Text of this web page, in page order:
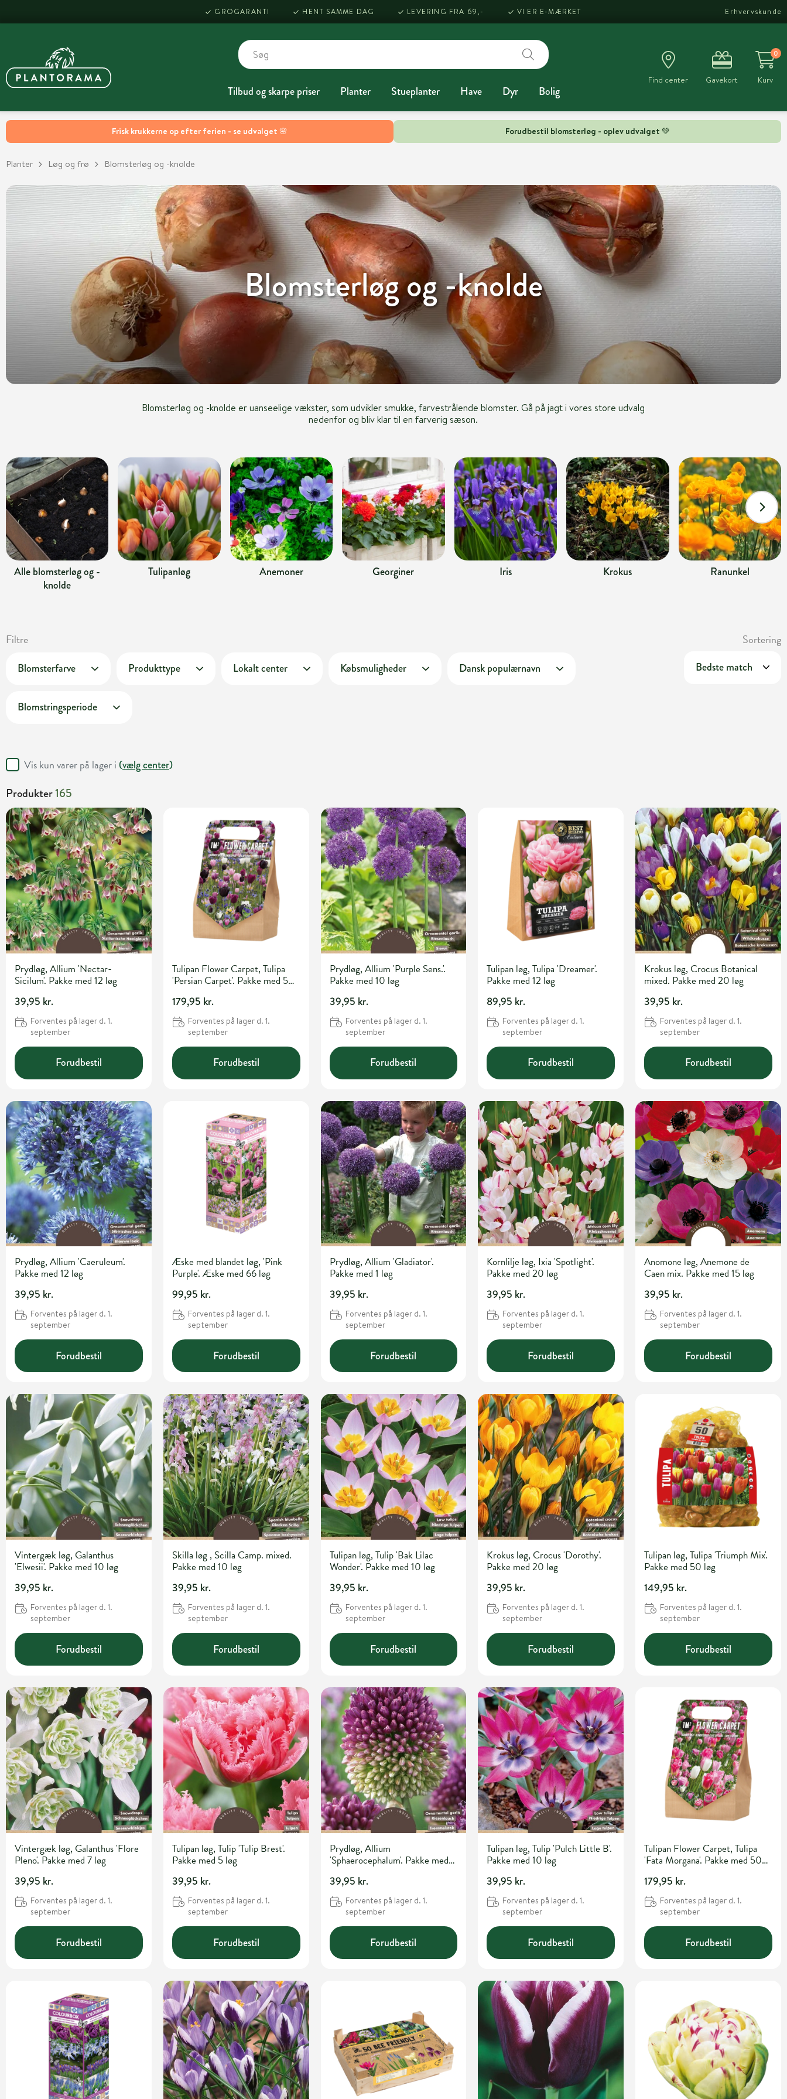
Frisk krukkerne op efter ferien - se udvalget 🌸 Forudbestil blomsterløg - oplev udvalget 💚
GROGARANTI HENT SAMME DAG LEVERING FRA 69,- VI ER E-MÆRKET Erhvervskunde
Tilbud og skarpe priser Planter Stueplanter Have Dyr Bolig
Find center Gavekort
0
Kurv
Planter Løg og frø Blomsterløg og -knolde
Blomsterløg og -knolde
Blomsterløg og -knolde er uanseelige vækster, som udvikler smukke, farvestrålende blomster. Gå på jagt i vores store udvalg
nedenfor og bliv klar til en farverig sæson.
Alle blomsterløg og -
knolde
Tulipanløg Anemoner Georginer Iris Krokus Ranunkel
Filtre Sortering
Blomsterfarve Produkttype Lokalt center Købsmuligheder Dansk populærnavn
Blomstringsperiode
Vis kun varer på lager i (vælg center)
Produkter165
Prydløg, Allium 'Nectar-
Sicilum'. Pakke med 12 løg
39,95 kr.
Forventes på lager d. 1.
september
Forudbestil
Tulipan Flower Carpet, Tulipa
'Persian Carpet'. Pakke med 50
179,95 kr.
Forventes på lager d. 1.
september
Forudbestil
Prydløg, Allium 'Purple Sens.'.
Pakke med 10 løg
39,95 kr.
Forventes på lager d. 1.
september
Forudbestil
Tulipan løg, Tulipa 'Dreamer'.
Pakke med 12 løg
89,95 kr.
Forventes på lager d. 1.
september
Forudbestil
Krokus løg, Crocus Botanical
mixed. Pakke med 20 løg
39,95 kr.
Forventes på lager d. 1.
september
Forudbestil
Prydløg, Allium 'Caeruleum'.
Pakke med 12 løg
39,95 kr.
Forventes på lager d. 1.
september
Forudbestil
Æske med blandet løg, 'Pink
Purple'. Æske med 66 løg
99,95 kr.
Forventes på lager d. 1.
september
Forudbestil
Prydløg, Allium 'Gladiator'.
Pakke med 1 løg
39,95 kr.
Forventes på lager d. 1.
september
Forudbestil
Kornlilje løg, Ixia 'Spotlight'.
Pakke med 20 løg
39,95 kr.
Forventes på lager d. 1.
september
Forudbestil
Anomone løg, Anemone de
Caen mix. Pakke med 15 løg
39,95 kr.
Forventes på lager d. 1.
september
Forudbestil
Vintergæk løg, Galanthus
'Elwesii'. Pakke med 10 løg
39,95 kr.
Forventes på lager d. 1.
september
Forudbestil
Skilla løg , Scilla Camp. mixed.
Pakke med 10 løg
39,95 kr.
Forventes på lager d. 1.
september
Forudbestil
Tulipan løg, Tulip 'Bak Lilac
Wonder'. Pakke med 10 løg
39,95 kr.
Forventes på lager d. 1.
september
Forudbestil
Krokus løg, Crocus 'Dorothy'.
Pakke med 20 løg
39,95 kr.
Forventes på lager d. 1.
september
Forudbestil
Tulipan løg, Tulipa 'Triumph Mix'.
Pakke med 50 løg
149,95 kr.
Forventes på lager d. 1.
september
Forudbestil
Vintergæk løg, Galanthus 'Flore
Pleno'. Pakke med 7 løg
39,95 kr.
Forventes på lager d. 1.
september
Forudbestil
Tulipan løg, Tulip 'Tulip Brest'.
Pakke med 5 løg
39,95 kr.
Forventes på lager d. 1.
september
Forudbestil
Prydløg, Allium
'Sphaerocephalum'. Pakke med
39,95 kr.
Forventes på lager d. 1.
september
Forudbestil
Tulipan løg, Tulip 'Pulch Little B'.
Pakke med 10 løg
39,95 kr.
Forventes på lager d. 1.
september
Forudbestil
Tulipan Flower Carpet, Tulipa
'Fata Morgana'. Pakke med 50
179,95 kr.
Forventes på lager d. 1.
september
Forudbestil